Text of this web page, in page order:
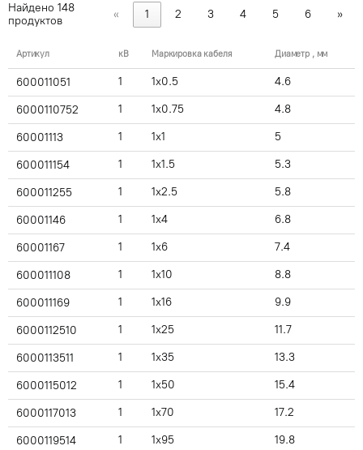
Найдено 148
продуктов
« 1 2 3 4 5 6 »
Артикул кВ Маркировка кабеля Диаметр , мм
600011051 1 1x0.5 4.6
6000110752 1 1x0.75 4.8
60001113 1 1x1 5
600011154 1 1x1.5 5.3
600011255 1 1x2.5 5.8
60001146 1 1x4 6.8
60001167 1 1x6 7.4
600011108 1 1x10 8.8
600011169 1 1x16 9.9
6000112510 1 1x25 11.7
6000113511 1 1x35 13.3
6000115012 1 1x50 15.4
6000117013 1 1x70 17.2
6000119514 1 1x95 19.8